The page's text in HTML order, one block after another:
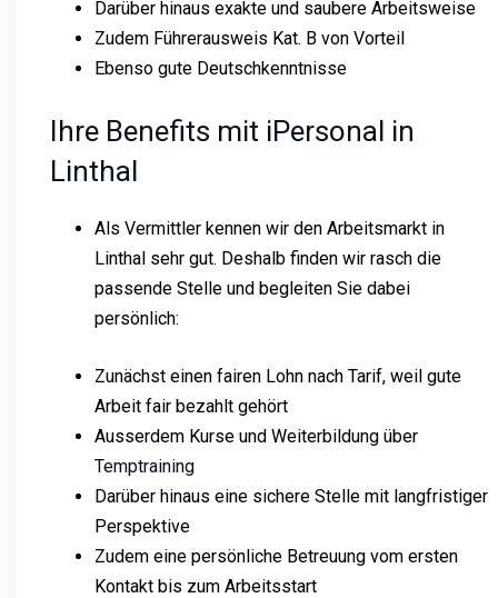
Darüber hinaus exakte und saubere Arbeitsweise
Zudem Führerausweis Kat. B von Vorteil
Ebenso gute Deutschkenntnisse
Ihre Benefits mit iPersonal in
Linthal
Als Vermittler kennen wir den Arbeitsmarkt in
Linthal sehr gut. Deshalb finden wir rasch die
passende Stelle und begleiten Sie dabei
persönlich:
Zunächst einen fairen Lohn nach Tarif, weil gute
Arbeit fair bezahlt gehört
Ausserdem Kurse und Weiterbildung über
Temptraining
Darüber hinaus eine sichere Stelle mit langfristiger
Perspektive
Zudem eine persönliche Betreuung vom ersten
Kontakt bis zum Arbeitsstart